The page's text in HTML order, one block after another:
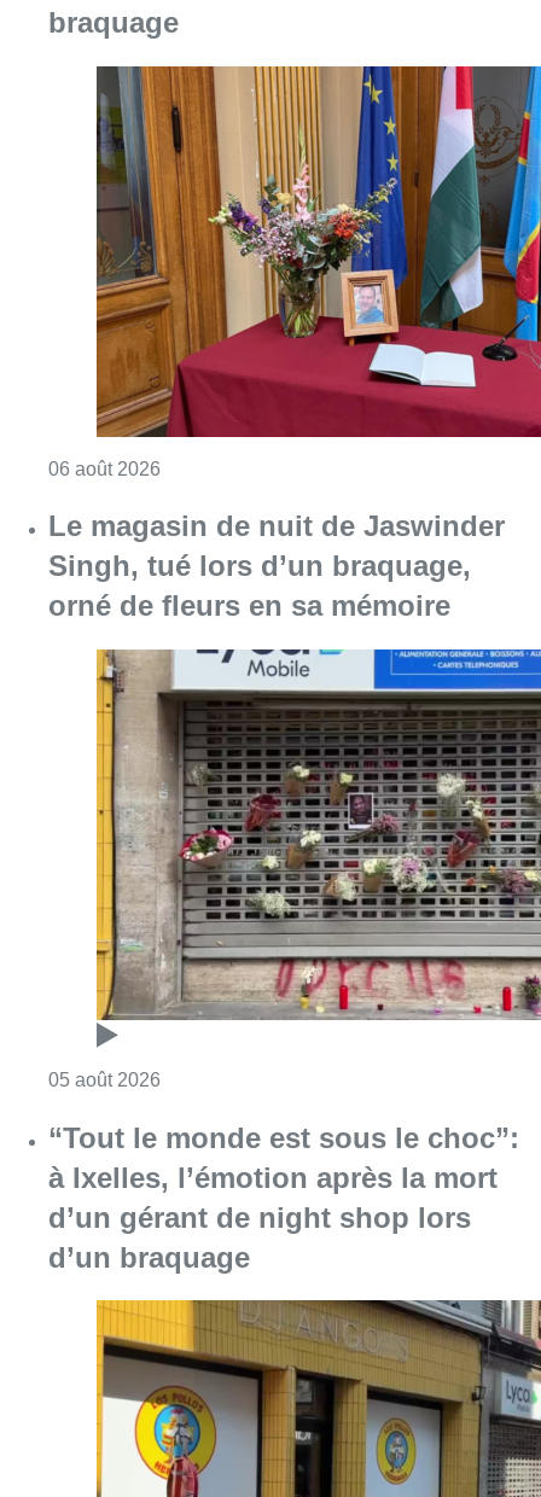
braquage
06 août 2026
Le magasin de nuit de Jaswinder
Singh, tué lors d’un braquage,
orné de fleurs en sa mémoire
05 août 2026
“Tout le monde est sous le choc”:
à Ixelles, l’émotion après la mort
d’un gérant de night shop lors
d’un braquage